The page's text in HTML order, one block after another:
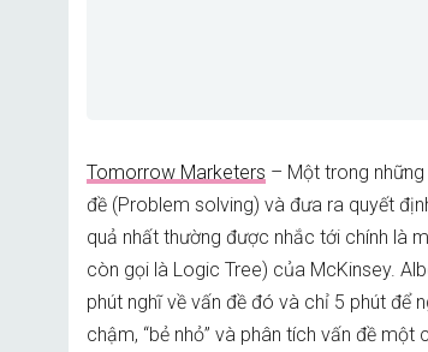
Tomorrow Marketers – Một trong
đề (Problem solving) và đưa ra quyết
quả nhất thường được nhắc tới chính là
còn gọi là Logic Tree) của McKinsey.
phút nghĩ về vấn đề đó và chỉ 5 phút để
chậm, “bẻ nhỏ” và phân tích vấn đề